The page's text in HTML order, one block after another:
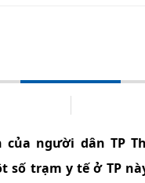
của người dân TP
số trạm y tế ở TP